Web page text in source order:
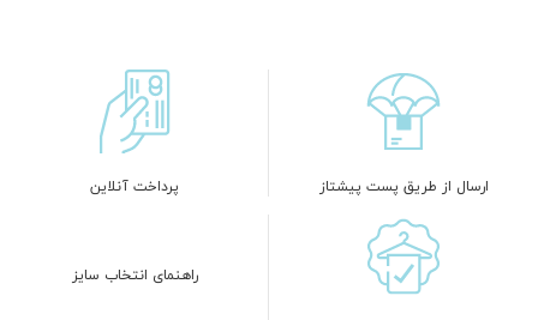
ارسال از طریق پست پیشتاز پرداخت آنلاین
راهنمای انتخاب سایز